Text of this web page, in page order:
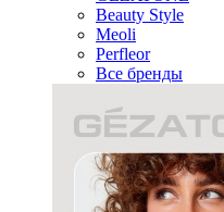
Beauty Style
Meoli
Perfleor
Все бренды